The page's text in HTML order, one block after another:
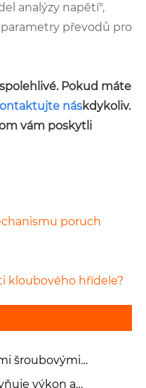
analýzy napětí",
převodů pro
Pokud máte
náskdykoliv.
vám poskytli
poruch
kloubového hřídele?
šroubovými
koly?
výkon a